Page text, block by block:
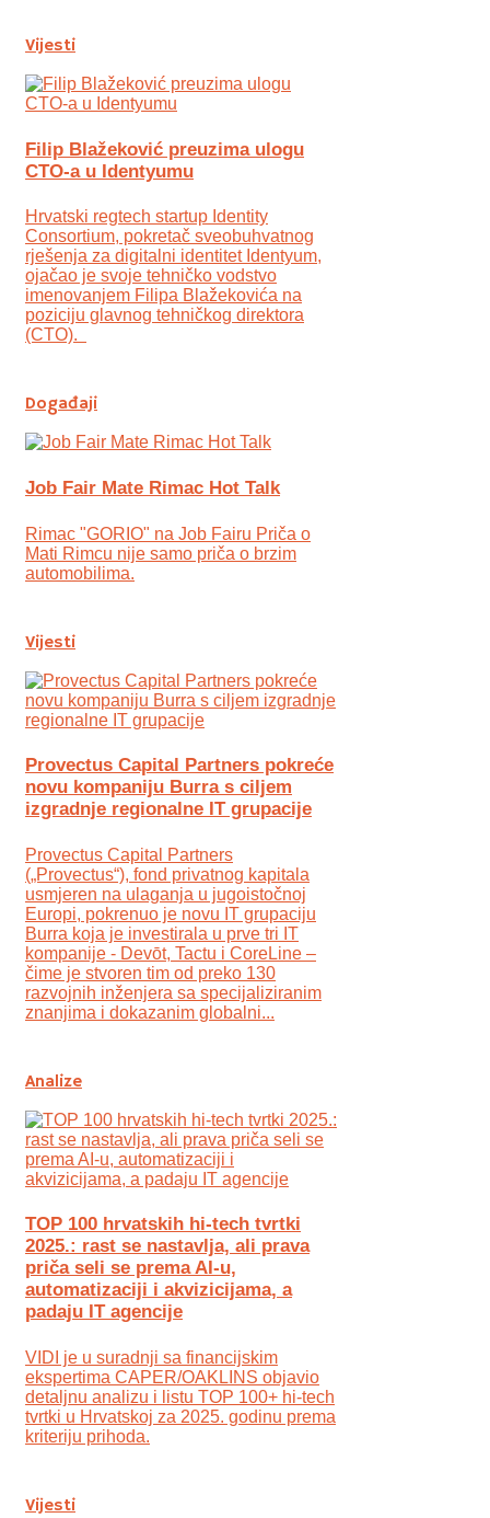
Vijesti
Filip Blažeković preuzima ulogu
CTO-a u Identyumu
Hrvatski regtech startup Identity
Consortium, pokretač sveobuhvatnog
rješenja za digitalni identitet Identyum,
ojаčao je svoje tehničko vodstvo
imenovanjem Filipa Blažekovića na
poziciju glavnog tehničkog direktora
(CTO).
Događaji
Job Fair Mate Rimac Hot Talk
Rimac "GORIO" na Job Fairu Priča o
Mati Rimcu nije samo priča o brzim
automobilima.
Vijesti
Provectus Capital Partners pokreće
novu kompaniju Burra s ciljem
izgradnje regionalne IT grupacije
Provectus Capital Partners
(„Provectus“), fond privatnog kapitala
usmjeren na ulaganja u jugoistočnoj
Europi, pokrenuo je novu IT grupaciju
Burra koja je investirala u prve tri IT
kompanije - Devōt, Tactu i CoreLine –
čime je stvoren tim od preko 130
razvojnih inženjera sa specijaliziranim
znanjima i dokazanim globalni...
Analize
TOP 100 hrvatskih hi-tech tvrtki
2025.: rast se nastavlja, ali prava
priča seli se prema AI-u,
automatizaciji i akvizicijama, a
padaju IT agencije
VIDI je u suradnji sa financijskim
ekspertima CAPER/OAKLINS objavio
detaljnu analizu i listu TOP 100+ hi-tech
tvrtki u Hrvatskoj za 2025. godinu prema
kriteriju prihoda.
Vijesti